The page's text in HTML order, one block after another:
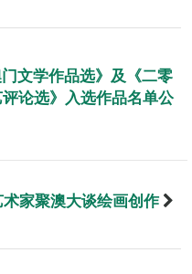
门文学作品选》及《二零
论选》入选作品名单公
家聚澳大谈绘画创作